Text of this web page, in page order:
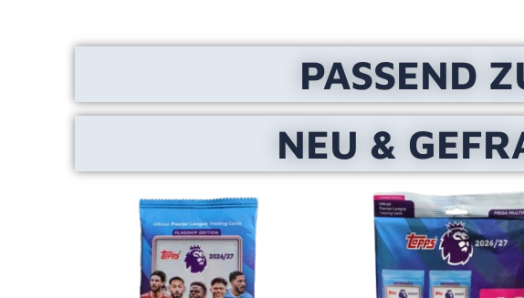
PASSEND
NEU &